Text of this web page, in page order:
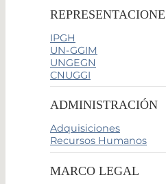
IPGH
UN-GGIM
UNGEGN
CNUGGI
ADMINISTRACIÓN
Adquisiciones
Recursos Humanos
MARCO LEGAL